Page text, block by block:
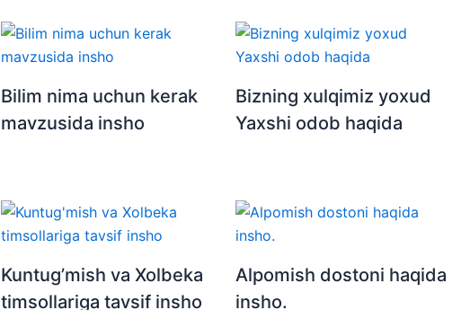
Bilim nima uchun kerak
mavzusida insho
Bizning xulqimiz yoxud
Yaxshi odob haqida
Kuntug’mish va Xolbeka
timsollariga tavsif insho
Alpomish dostoni haqida
insho.